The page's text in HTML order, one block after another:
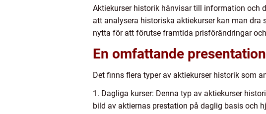
Aktiekurser historik hänvisar till information och
att analysera historiska aktiekurser kan man
nytta för att förutse framtida prisförändringar
En omfattande
Det finns flera typer av aktiekurser historik som
1. Dagliga kurser: Denna typ av aktiekurser
bild av aktiernas prestation på daglig basis och